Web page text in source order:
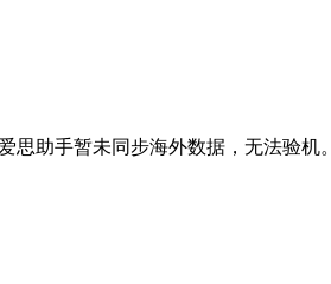
助手暂未同步海外数据，无法验机。